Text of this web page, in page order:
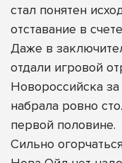
стал понятен
отставание в
Даже в
отдали игровой
Новороссийска
набрала ровно
первой половине.
Сильно